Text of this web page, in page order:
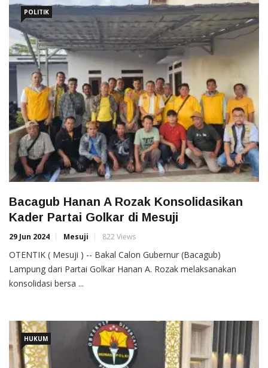
POLITIK
Bacagub Hanan A Rozak Konsolidasikan
Kader Partai Golkar di Mesuji
29 Jun 2024 Mesuji 822 Views
OTENTIK ( Mesuji ) -- Bakal Calon Gubernur (Bacagub)
Lampung dari Partai Golkar Hanan A. Rozak melaksanakan
konsolidasi bersa ...
HUKUM